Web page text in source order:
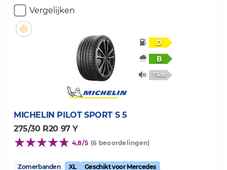
Vergelijken
D
B
73db
MICHELIN PILOT SPORT S 5
275/30 R20 97 Y
4,8/5 (6 beoordelingen)
Zomerbanden XL Geschikt voor Mercedes